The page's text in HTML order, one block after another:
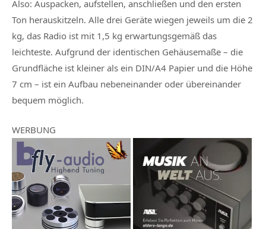
Also: Auspacken, aufstellen, anschließen und den ersten
Ton herauskitzeln. Alle drei Geräte wiegen jeweils um die 2
kg, das Radio ist mit 1,5 kg erwartungsgemäß das
leichteste. Aufgrund der identischen Gehäusemaße – die
Grundfläche ist kleiner als ein DIN/A4 Papier und die Höhe
7 cm – ist ein Aufbau nebeneinander oder übereinander
bequem möglich.
WERBUNG